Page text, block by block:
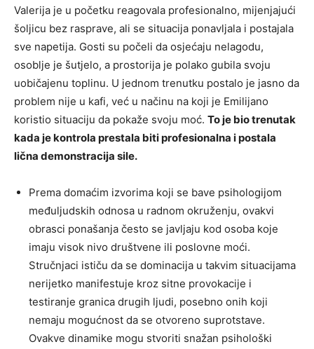
Valerija je u početku reagovala profesionalno, mijenjajući
šoljicu bez rasprave, ali se situacija ponavljala i postajala
sve napetija. Gosti su počeli da osjećaju nelagodu,
osoblje je šutjelo, a prostorija je polako gubila svoju
uobičajenu toplinu. U jednom trenutku postalo je jasno da
problem nije u kafi, već u načinu na koji je Emilijano
koristio situaciju da pokaže svoju moć. To je bio trenutak
kada je kontrola prestala biti profesionalna i postala
lična demonstracija sile.
Prema domaćim izvorima koji se bave psihologijom
međuljudskih odnosa u radnom okruženju, ovakvi
obrasci ponašanja često se javljaju kod osoba koje
imaju visok nivo društvene ili poslovne moći.
Stručnjaci ističu da se dominacija u takvim situacijama
nerijetko manifestuje kroz sitne provokacije i
testiranje granica drugih ljudi, posebno onih koji
nemaju mogućnost da se otvoreno suprotstave.
Ovakve dinamike mogu stvoriti snažan psihološki